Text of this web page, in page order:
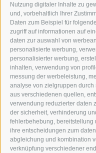
Nutzung digitaler Inhalte zu
und, vorbehaltlich Ihrer
Daten zum Beispiel für
zugriff auf informationen auf
daten zur auswahl von
personalisierte werbung,
personalisierter werbung,
inhalten, verwendung von
messung der werbeleistung,
analyse von zielgruppen
aus verschiedenen quellen,
verwendung reduzierter daten
der sicherheit, verhinderung
fehlerbehebung,
ihre entscheidungen zum
abgleichung und kombination
verknüpfung verschiedener
DER ERKER
NEUSTADT 20A
I-39049 STERZING
TEL.: +39 0472 766876
GRAFIK@DERERKER.IT
INFO@DERERKER.IT
DER ERKER
WERBEN IM ERKER
ONLINE-WERBUNG
SEPA-DAUERAUFTRAG
REGELN